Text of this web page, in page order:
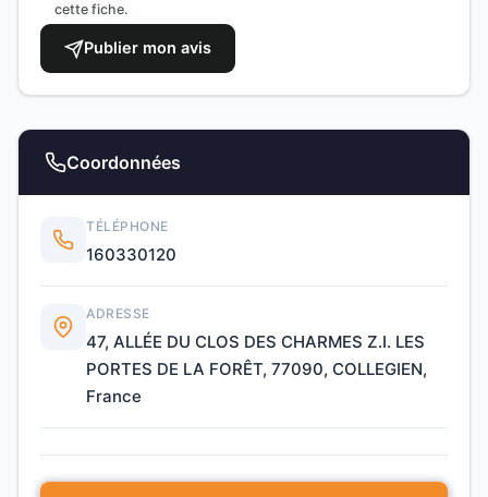
cette fiche.
Publier mon avis
Coordonnées
TÉLÉPHONE
160330120
ADRESSE
47, ALLÉE DU CLOS DES CHARMES Z.I. LES
PORTES DE LA FORÊT, 77090, COLLEGIEN,
France